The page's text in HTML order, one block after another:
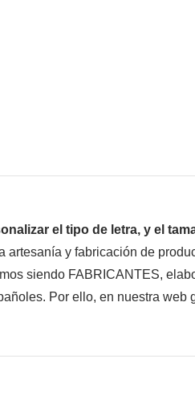
el tipo de letra, y el
y fabricación de
siendo FABRICANTES,
Por ello, en nuestra